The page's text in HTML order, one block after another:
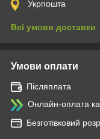
Укрпошта
Всі умови доставки
Умови оплати
Післяплата
Онлайн-оплата
Безготівковий